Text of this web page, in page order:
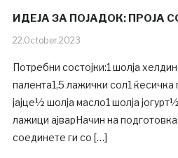
ИДЕЈА ЗА ПОЈАДОК: ПРОЈА
22.October.2023
Потребни состојки:1 шолја
палента1,5 лажички сол1 ќесичка
јајце½ шолја масло1 шолја
лажици ајварНачин на
соединете ги со […]